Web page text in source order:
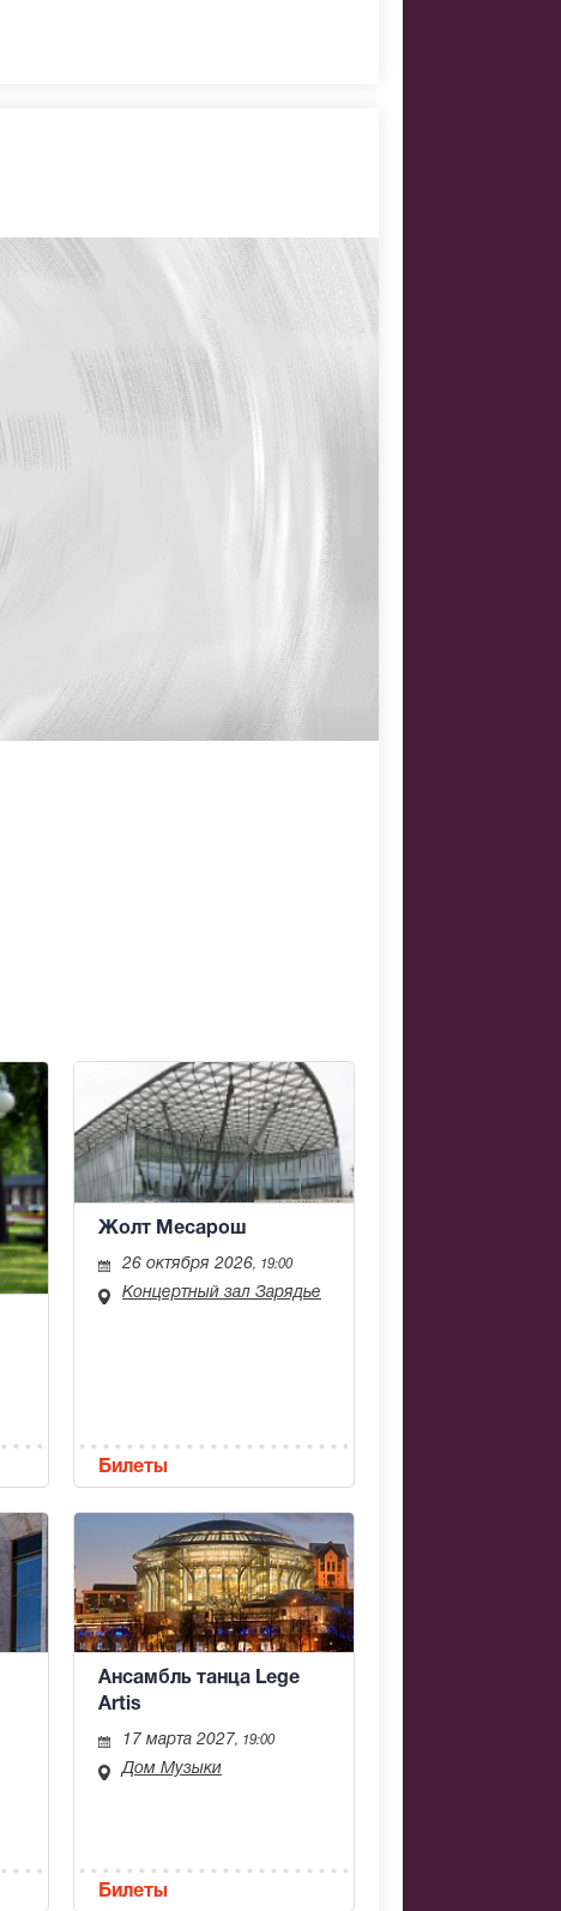
Жолт Месарош
26 октября 2026, 19:00
Концертный зал Зарядье
Билеты
Ансамбль танца Lege
Artis
17 марта 2027, 19:00
Дом Музыки
Билеты